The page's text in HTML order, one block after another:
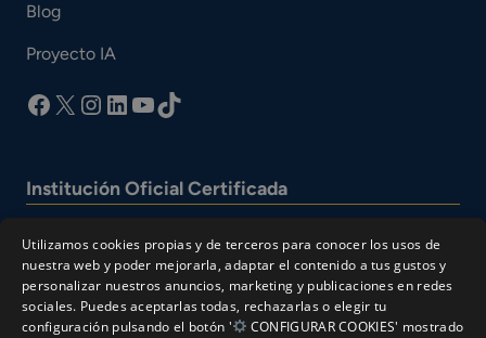
Blog
Proyecto IA
facebook
X Instagram
LinkedIn
YouTube
TikTok
Institución Oficial Certificada
Utilizamos cookies propias y de terceros para conocer los usos de
nuestra web y poder mejorarla, adaptar el contenido a tus gustos y
personalizar nuestros anuncios, marketing y publicaciones en redes
sociales. Puedes aceptarlas todas, rechazarlas o elegir tu
configuración pulsando el botón '
CONFIGURAR COOKIES' mostrado